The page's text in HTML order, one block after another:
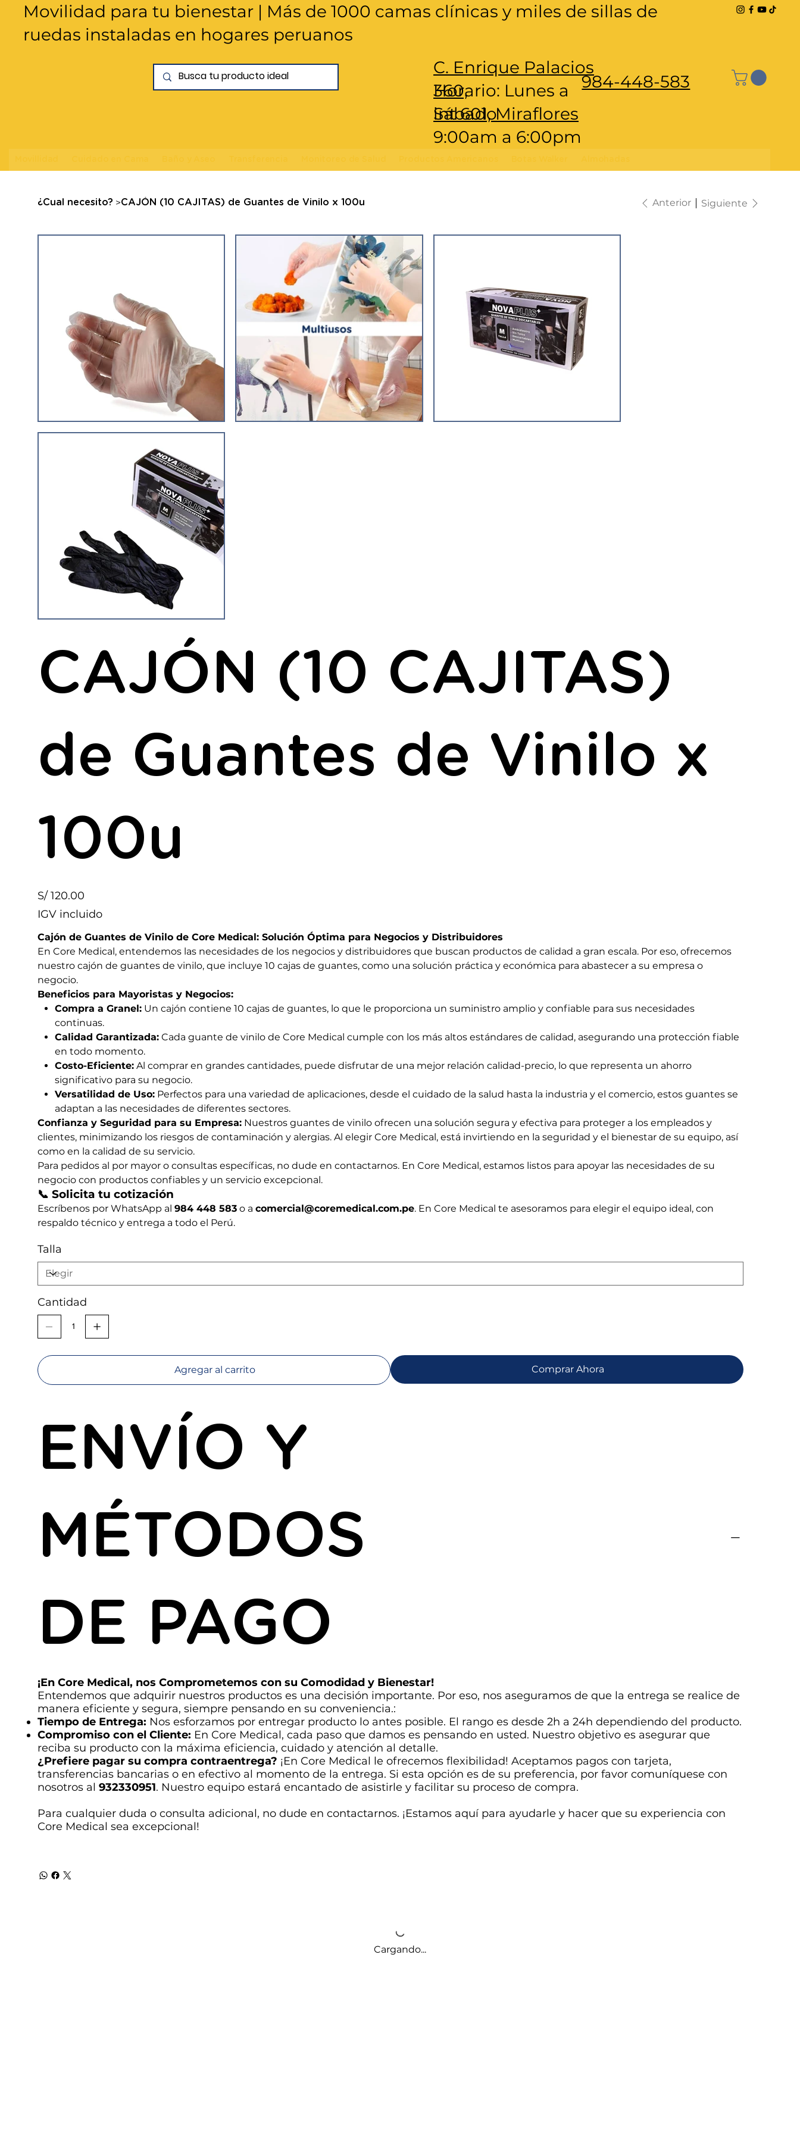
Movilidad para tu bienestar | ​Más de 1000 camas clínicas y miles de sillas de
ruedas instaladas en hogares peruanos
C. Enrique Palacios
360,
int 601, Miraflores
Horario: Lunes a
Sábado
9:00am a 6:00pm
984-448-583
¿Cual necesito? >CAJÓN (10 CAJITAS) de Guantes de Vinilo x 100u Anterior Siguiente
CAJÓN (10 CAJITAS)
de Guantes de Vinilo x
100u
Precio
S/ 120.00
IGV incluido
Cajón de Guantes de Vinilo de Core Medical: Solución Óptima para Negocios y Distribuidores
En Core Medical, entendemos las necesidades de los negocios y distribuidores que buscan productos de calidad a gran escala. Por eso, ofrecemos
nuestro cajón de guantes de vinilo, que incluye 10 cajas de guantes, como una solución práctica y económica para abastecer a su empresa o
negocio.
Beneficios para Mayoristas y Negocios:
Compra a Granel:Un cajón contiene 10 cajas de guantes, lo que le proporciona un suministro amplio y confiable para sus necesidades
continuas.
Calidad Garantizada:Cada guante de vinilo de Core Medical cumple con los más altos estándares de calidad, asegurando una protección fiable
en todo momento.
Costo-Eficiente:Al comprar en grandes cantidades, puede disfrutar de una mejor relación calidad-precio, lo que representa un ahorro
significativo para su negocio.
Versatilidad de Uso:Perfectos para una variedad de aplicaciones, desde el cuidado de la salud hasta la industria y el comercio, estos guantes se
adaptan a las necesidades de diferentes sectores.
Confianza y Seguridad para su Empresa: Nuestros guantes de vinilo ofrecen una solución segura y efectiva para proteger a los empleados y
clientes, minimizando los riesgos de contaminación y alergias. Al elegir Core Medical, está invirtiendo en la seguridad y el bienestar de su equipo, así
como en la calidad de su servicio.
Para pedidos al por mayor o consultas específicas, no dude en contactarnos. En Core Medical, estamos listos para apoyar las necesidades de su
negocio con productos confiables y un servicio excepcional.
📞 Solicita tu cotización
Escríbenos por WhatsApp al 984 448 583 o a comercial@coremedical.com.pe. En Core Medical te asesoramos para elegir el equipo ideal, con
respaldo técnico y entrega a todo el Perú.
Talla
Cantidad
Agregar al carrito Comprar Ahora
ENVÍO Y
MÉTODOS
DE PAGO
¡En Core Medical, nos Comprometemos con su Comodidad y Bienestar!
Entendemos que adquirir nuestros productos es una decisión importante. Por eso, nos aseguramos de que la entrega se realice de
manera eficiente y segura, siempre pensando en su conveniencia.:
Tiempo de Entrega: Nos esforzamos por entregar producto lo antes posible. El rango es desde 2h a 24h dependiendo del producto.
Compromiso con el Cliente: En Core Medical, cada paso que damos es pensando en usted. Nuestro objetivo es asegurar que
reciba su producto con la máxima eficiencia, cuidado y atención al detalle.
¿Prefiere pagar su compra contraentrega? ¡En Core Medical le ofrecemos flexibilidad! Aceptamos pagos con tarjeta,
transferencias bancarias o en efectivo al momento de la entrega. Si esta opción es de su preferencia, por favor comuníquese con
nosotros al 932330951. Nuestro equipo estará encantado de asistirle y facilitar su proceso de compra.
Para cualquier duda o consulta adicional, no dude en contactarnos. ¡Estamos aquí para ayudarle y hacer que su experiencia con
Core Medical sea excepcional!
Cargando...